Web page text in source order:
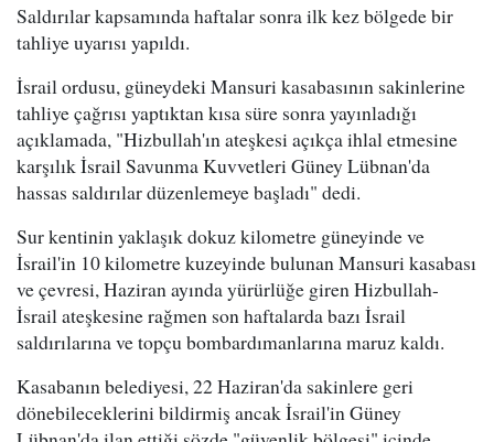
Saldırılar kapsamında haftalar sonra ilk kez bölgede bir
tahliye uyarısı yapıldı.
İsrail ordusu, güneydeki Mansuri kasabasının sakinlerine
tahliye çağrısı yaptıktan kısa süre sonra yayınladığı
açıklamada, "Hizbullah'ın ateşkesi açıkça ihlal etmesine
karşılık İsrail Savunma Kuvvetleri Güney Lübnan'da
hassas saldırılar düzenlemeye başladı" dedi.
Sur kentinin yaklaşık dokuz kilometre güneyinde ve
İsrail'in 10 kilometre kuzeyinde bulunan Mansuri kasabası
ve çevresi, Haziran ayında yürürlüğe giren Hizbullah-
İsrail ateşkesine rağmen son haftalarda bazı İsrail
saldırılarına ve topçu bombardımanlarına maruz kaldı.
Kasabanın belediyesi, 22 Haziran'da sakinlere geri
dönebileceklerini bildirmiş ancak İsrail'in Güney